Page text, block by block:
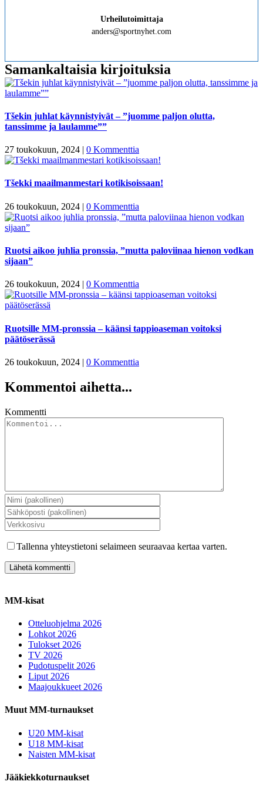
Urheilutoimittaja
anders@sportnyhet.com
Samankaltaisia kirjoituksia
Tšekin juhlat käynnistyivät – ”juomme paljon olutta,
tanssimme ja laulamme””
27 toukokuun, 2024 | 0 Kommenttia
Tšekki maailmanmestari kotikisoissaan!
26 toukokuun, 2024 | 0 Kommenttia
Ruotsi aikoo juhlia pronssia, ”mutta paloviinaa hienon vodkan
sijaan”
26 toukokuun, 2024 | 0 Kommenttia
Ruotsille MM-pronssia – käänsi tappioaseman voitoksi
päätöserässä
26 toukokuun, 2024 | 0 Kommenttia
Kommentoi aihetta...
Kommentti
Tallenna yhteystietoni selaimeen seuraavaa kertaa varten.
MM-kisat
Otteluohjelma 2026
Lohkot 2026
Tulokset 2026
TV 2026
Pudotuspelit 2026
Liput 2026
Maajoukkueet 2026
Muut MM-turnaukset
U20 MM-kisat
U18 MM-kisat
Naisten MM-kisat
Jääkiekkoturnaukset